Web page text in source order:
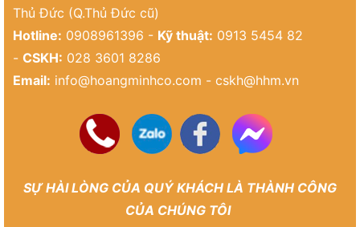
Thủ Đức (Q.Thủ Đức cũ)
Hotline: 0908961396 - Kỹ thuật: 0913 5454 82
- CSKH: 028 3601 8286
Email: info@hoangminhco.com - cskh@hhm.vn
SỰ HÀI LÒNG CỦA QUÝ KHÁCH LÀ THÀNH CÔNG
CỦA CHÚNG TÔI